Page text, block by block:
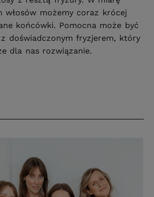
włosów możemy coraz krócej
końcówki. Pomocna może być
doświadczonym fryzjerem, który
dla nas rozwiązanie.